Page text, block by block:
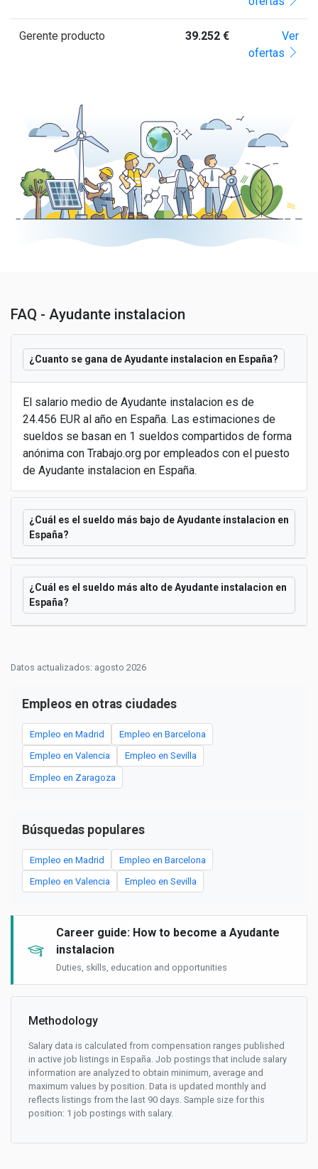
Gerente producto 39.252 €
Ver
ofertas
FAQ - Ayudante instalacion
¿Cuanto se gana de Ayudante instalacion en España?
El salario medio de Ayudante instalacion es de
24.456 EUR al año en España. Las estimaciones de
sueldos se basan en 1 sueldos compartidos de forma
anónima con Trabajo.org por empleados con el puesto
de Ayudante instalacion en España.
¿Cuál es el sueldo más bajo de Ayudante instalacion en
España?
¿Cuál es el sueldo más alto de Ayudante instalacion en
España?
Datos actualizados: agosto 2026
Empleos en otras ciudades
Empleo en Madrid Empleo en Barcelona
Empleo en Valencia Empleo en Sevilla
Empleo en Zaragoza
Búsquedas populares
Empleo en Madrid Empleo en Barcelona
Empleo en Valencia Empleo en Sevilla
Career guide: How to become a Ayudante
instalacion
Duties, skills, education and opportunities
Methodology
Salary data is calculated from compensation ranges published
in active job listings in España. Job postings that include salary
information are analyzed to obtain minimum, average and
maximum values by position. Data is updated monthly and
reflects listings from the last 90 days. Sample size for this
position: 1 job postings with salary.